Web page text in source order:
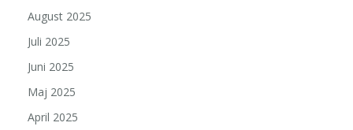
August 2025
Juli 2025
Juni 2025
Maj 2025
April 2025